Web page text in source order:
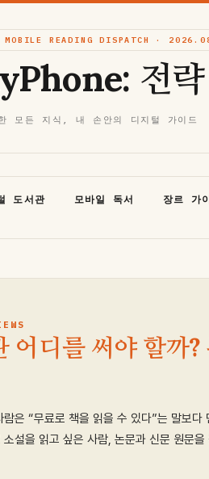
READING DISPATCH ·
전
모든 지식, 내 손안의 디지털 가이드
도서관 모바일 독서 장르 가
어디를 써야 할까
은 “무료로 책을 읽을 수 있다”는 말보
설을 읽고 싶은 사람, 논문과 신문 원문